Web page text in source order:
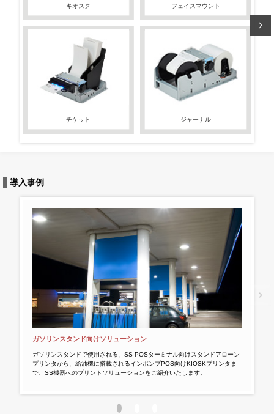
キオスク フェイスマウント
チケット ジャーナル
導入事例
ガソリンスタンド向けソリューション
ガソリンスタンドで使用される、SS-POSターミナル向けスタンドアローン
プリンタから、給油機に搭載されるインポンプPOS向けKIOSKプリンタま
で、SS機器へのプリントソリューションをご紹介いたします。